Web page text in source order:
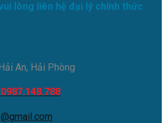
lòng liên hệ đại lý chính thức
An, Hải Phòng
0987.148.788